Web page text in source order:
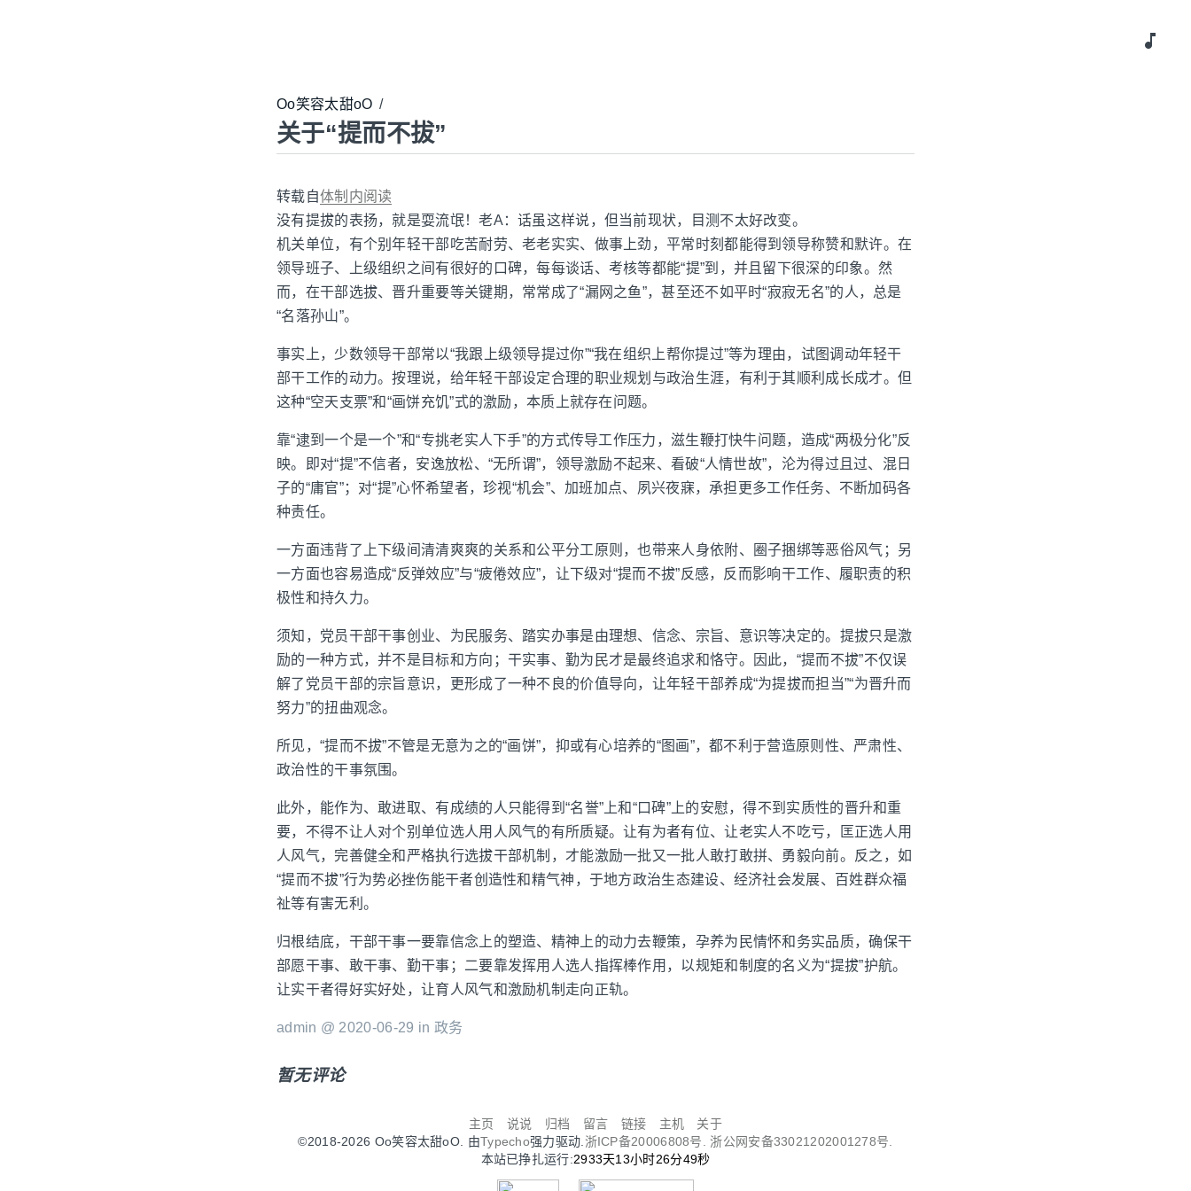
music_note
Oo笑容太甜oO /
关于“提而不拔”
转载自体制内阅读
没有提拔的表扬，就是耍流氓！老A：话虽这样说，但当前现状，目测不太好改变。
机关单位，有个别年轻干部吃苦耐劳、老老实实、做事上劲，平常时刻都能得到领导称赞和默许。在
领导班子、上级组织之间有很好的口碑，每每谈话、考核等都能“提”到，并且留下很深的印象。然
而，在干部选拔、晋升重要等关键期，常常成了“漏网之鱼”，甚至还不如平时“寂寂无名”的人，总是
“名落孙山”。
事实上，少数领导干部常以“我跟上级领导提过你”“我在组织上帮你提过”等为理由，试图调动年轻干
部干工作的动力。按理说，给年轻干部设定合理的职业规划与政治生涯，有利于其顺利成长成才。但
这种“空天支票”和“画饼充饥”式的激励，本质上就存在问题。
靠“逮到一个是一个”和“专挑老实人下手”的方式传导工作压力，滋生鞭打快牛问题，造成“两极分化”反
映。即对“提”不信者，安逸放松、“无所谓”，领导激励不起来、看破“人情世故”，沦为得过且过、混日
子的“庸官”；对“提”心怀希望者，珍视“机会”、加班加点、夙兴夜寐，承担更多工作任务、不断加码各
种责任。
一方面违背了上下级间清清爽爽的关系和公平分工原则，也带来人身依附、圈子捆绑等恶俗风气；另
一方面也容易造成“反弹效应”与“疲倦效应”，让下级对“提而不拔”反感，反而影响干工作、履职责的积
极性和持久力。
须知，党员干部干事创业、为民服务、踏实办事是由理想、信念、宗旨、意识等决定的。提拔只是激
励的一种方式，并不是目标和方向；干实事、勤为民才是最终追求和恪守。因此，“提而不拔”不仅误
解了党员干部的宗旨意识，更形成了一种不良的价值导向，让年轻干部养成“为提拔而担当”“为晋升而
努力”的扭曲观念。
所见，“提而不拔”不管是无意为之的“画饼”，抑或有心培养的“图画”，都不利于营造原则性、严肃性、
政治性的干事氛围。
此外，能作为、敢进取、有成绩的人只能得到“名誉”上和“口碑”上的安慰，得不到实质性的晋升和重
要，不得不让人对个别单位选人用人风气的有所质疑。让有为者有位、让老实人不吃亏，匡正选人用
人风气，完善健全和严格执行选拔干部机制，才能激励一批又一批人敢打敢拼、勇毅向前。反之，如
“提而不拔”行为势必挫伤能干者创造性和精气神，于地方政治生态建设、经济社会发展、百姓群众福
祉等有害无利。
归根结底，干部干事一要靠信念上的塑造、精神上的动力去鞭策，孕养为民情怀和务实品质，确保干
部愿干事、敢干事、勤干事；二要靠发挥用人选人指挥棒作用，以规矩和制度的名义为“提拔”护航。
让实干者得好实好处，让育人风气和激励机制走向正轨。
admin @ 2020-06-29 in 政务
暂无评论
主页 说说 归档 留言 链接 主机
关于
©2018-2026 Oo笑容太甜oO. 由Typecho强力驱动. 浙ICP备20006808号. 浙公网安备33021202001278号.
本站已挣扎运行:2933天13小时26分49秒